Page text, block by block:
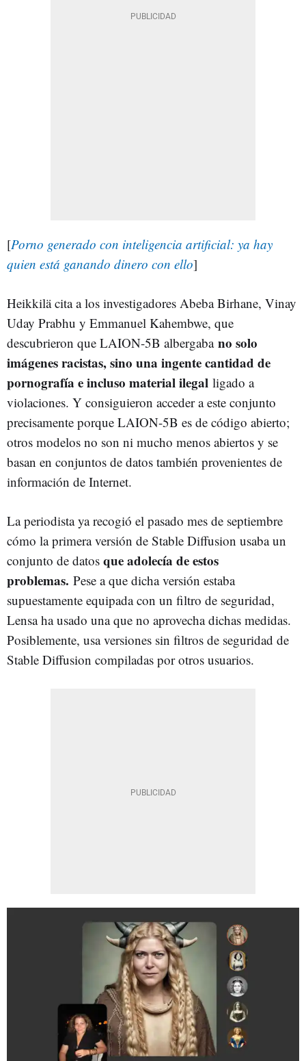
[Porno generado con inteligencia artificial: ya hay
quien está ganando dinero con ello]
Heikkilä cita a los investigadores Abeba Birhane, Vinay
Uday Prabhu y Emmanuel Kahembwe, que
descubrieron que LAION-5B albergaba no solo
imágenes racistas, sino una ingente cantidad de
pornografía e incluso material ilegal ligado a
violaciones. Y consiguieron acceder a este conjunto
precisamente porque LAION-5B es de código abierto;
otros modelos no son ni mucho menos abiertos y se
basan en conjuntos de datos también provenientes de
información de Internet.
La periodista ya recogió el pasado mes de septiembre
cómo la primera versión de Stable Diffusion usaba un
conjunto de datos que adolecía de estos
problemas. Pese a que dicha versión estaba
supuestamente equipada con un filtro de seguridad,
Lensa ha usado una que no aprovecha dichas medidas.
Posiblemente, usa versiones sin filtros de seguridad de
Stable Diffusion compiladas por otros usuarios.